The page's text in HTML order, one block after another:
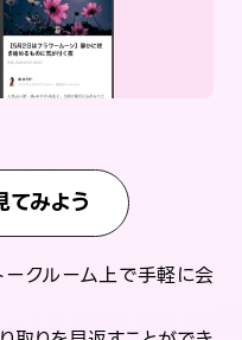
みよう
ークルーム上で手軽に会